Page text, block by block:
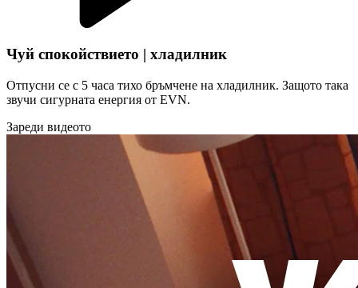
Чуй спокойствието | хладилник
Отпусни се с 5 часа тихо бръмчене на хладилник. Защото така
звучи сигурната енергия от EVN.
Зареди видеото